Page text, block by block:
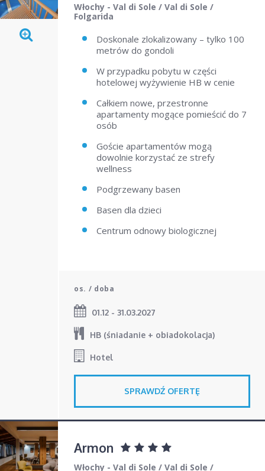
Włochy - Val di Sole / Val di Sole /
Folgarida
Doskonale zlokalizowany – tylko 100
metrów do gondoli
W przypadku pobytu w części
hotelowej wyżywienie HB w cenie
Całkiem nowe, przestronne
apartamenty mogące pomieścić do 7
osób
Goście apartamentów mogą
dowolnie korzystać ze strefy
wellness
Podgrzewany basen
Basen dla dzieci
Centrum odnowy biologicznej
os. / doba
01.12 - 31.03.2027
HB (śniadanie + obiadokolacja)
Hotel
SPRAWDŹ OFERTĘ
Armon
Włochy - Val di Sole / Val di Sole /